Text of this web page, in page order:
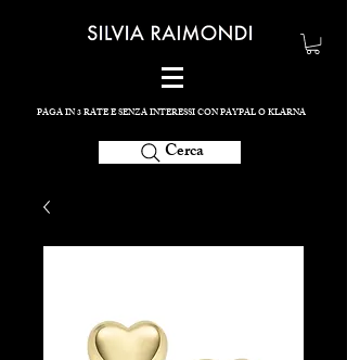
PAGA IN 3 RATE E SENZA INTERESSI CON PAYPAL O KLARNA
Cerca